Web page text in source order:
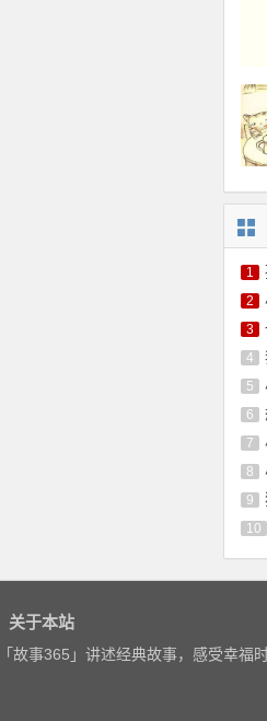
1
2
3
4
5
6
7
8
9
10
关于本站
「故事365」讲述经典故事，感受幸福